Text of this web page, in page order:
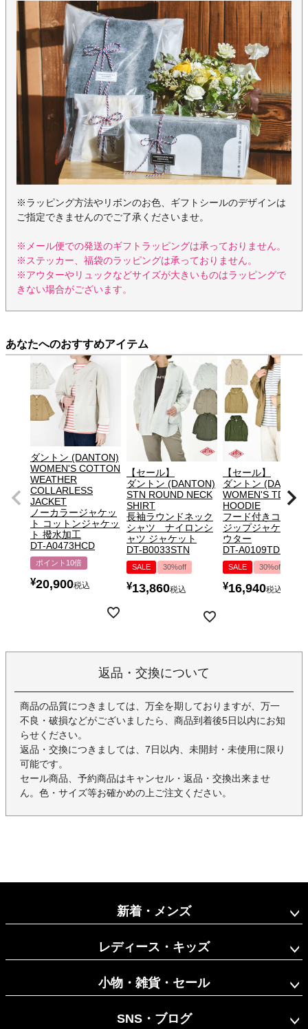
※ラッピング方法やリボンのお色、ギフトシールのデザインは
ご指定できませんのでご了承くださいませ。
※メール便での発送のギフトラッピングは承っておりません。
※ステッカー、福袋のラッピングは承っておりません。
※アウターやリュックなどサイズが大きいものはラッピングで
きない場合がございます。
あなたへのおすすめアイテム
ダントン (DANTON)
WOMEN'S COTTON
WEATHER
COLLARLESS
JACKET
ノーカラージャケッ
ト コットンジャケッ
ト 撥水加工
DT-A0473HCD
ポイント10倍
¥20,900税込
【セール】
ダントン (DANTON)
STN ROUND NECK
SHIRT
長袖ラウンドネック
シャツ ナイロンシ
ャツ ジャケット
DT-B0033STN
SALE 30%off
¥13,860税込
【セール】
ダントン
WOMEN'S TDU
HOODIE
フード付きコット
ジップジャケット
ウター
DT-A0109TDU
SALE 30%off
¥16,940税込
返品・交換について
商品の品質につきましては、万全を期しておりますが、万一
不良・破損などがございましたら、商品到着後5日以内にお知
らせください。
返品・交換につきましては、7日以内、未開封・未使用に限り
可能です。
セール商品、予約商品はキャンセル・返品・交換出来ませ
ん。色・サイズ等お確かめの上ご注文ください。
新着・メンズ
レディース・キッズ
小物・雑貨・セール
SNS・ブログ